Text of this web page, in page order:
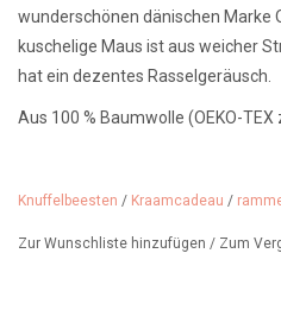
wunderschönen dänischen Marke
kuschelige Maus ist aus weicher
hat ein dezentes Rasselgeräusch.
Aus 100 % Baumwolle (OEKO-
Abmessungen: H3,5 x L17,5 x B13
Knuffelbeesten / Kraamcadeau /
Zur Wunschliste hinzufügen / Zum